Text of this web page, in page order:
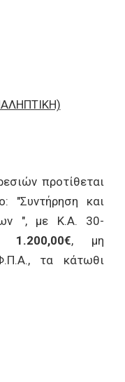
προτίθεται
"Συντήρηση και
", με Κ.Α. 30-
1.200,00€, μη
τα κάτωθι